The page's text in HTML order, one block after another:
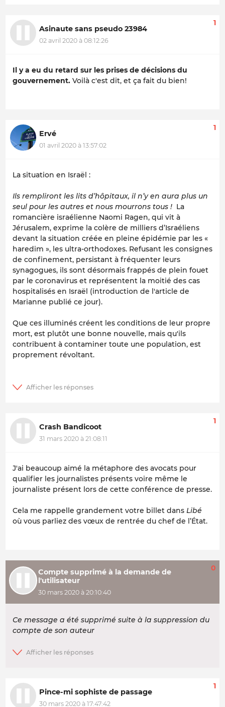
Asinaute sans pseudo 23984
02 avril 2020 à 08:12:26
1
Il y a eu du retard sur les prises de décisions du
gouvernement. Voilà c'est dit, et ça fait du bien!
Ervé
01 avril 2020 à 13:57:02
1
La situation en Israël :
Ils rempliront les lits d’hôpitaux, il n’y en aura plus un
seul pour les autres et nous mourrons tous ! La
romancière israélienne Naomi Ragen, qui vit à
Jérusalem, exprime la colère de milliers d’Israéliens
devant la situation créée en pleine épidémie par les «
haredim », les ultra-orthodoxes. Refusant les consignes
de confinement, persistant à fréquenter leurs
synagogues, ils sont désormais frappés de plein fouet
par le coronavirus et représentent la moitié des cas
hospitalisés en Israël (introduction de l'article de
Marianne publié ce jour).
Que ces illuminés créent les conditions de leur propre
mort, est plutôt une bonne nouvelle, mais qu'ils
contribuent à contaminer toute une population, est
proprement révoltant.
Crash Bandicoot
31 mars 2020 à 21:08:11
1
J'ai beaucoup aimé la métaphore des avocats pour
qualifier les journalistes présents voire même le
journaliste présent lors de cette conférence de presse.
Cela me rappelle grandement votre billet dans Libé
où vous parliez des vœux de rentrée du chef de l’État.
Compte supprimé à la demande de
l'utilisateur
30 mars 2020 à 20:10:40
0
Ce message a été supprimé suite à la suppression du
compte de son auteur
Pince-mi sophiste de passage
30 mars 2020 à 17:47:42
1